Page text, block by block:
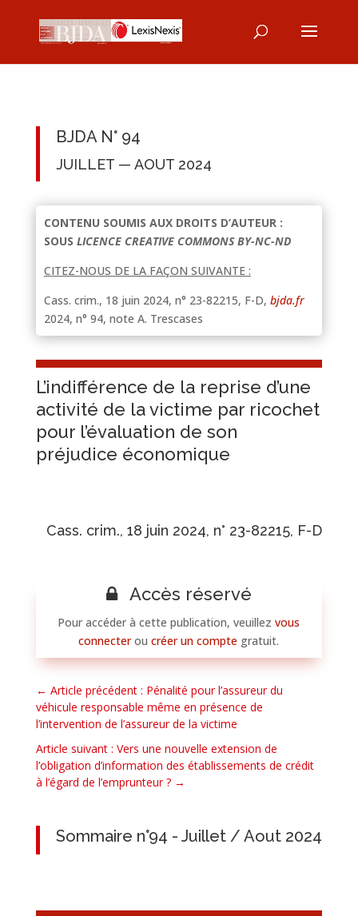
BJDA N° 94
JUILLET — AOUT 2024
CONTENU SOUMIS AUX DROITS D’AUTEUR :
SOUS LICENCE CREATIVE COMMONS BY-NC-ND
CITEZ-NOUS DE LA FAÇON SUIVANTE :
Cass. crim., 18 juin 2024, n° 23-82215, F-D, bjda.fr
2024, n° 94, note A. Trescases
L’indifférence de la reprise d’une
activité de la victime par ricochet
pour l’évaluation de son
préjudice économique
Cass. crim., 18 juin 2024, n° 23-82215, F-D
Accès réservé
Pour accéder à cette publication, veuillezvous
connecteroucréer un compte gratuit.
← Article précédent : Pénalité pour l’assureur du
véhicule responsable même en présence de
l’intervention de l’assureur de la victime
Article suivant : Vers une nouvelle extension de
l’obligation d’information des établissements de crédit
à l’égard de l’emprunteur ?→
Sommaire n°94 - Juillet / Aout 2024